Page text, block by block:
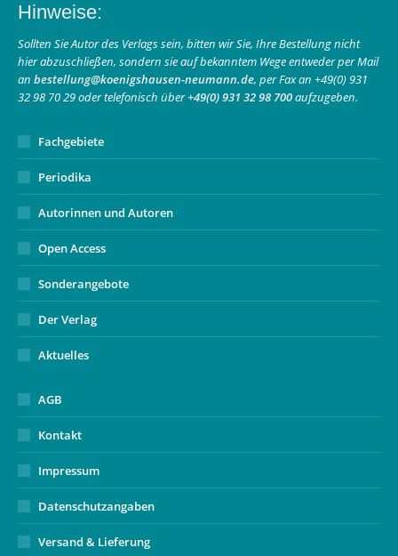
opens
in
new
window
opens
in
new
window
page
opens
in
new
window
Hinweise:
Sollten Sie Autor des Verlags sein, bitten wir Sie, Ihre Bestellung nicht
hier abzuschließen, sondern sie auf bekanntem Wege entweder per Mail
an bestellung@koenigshausen-neumann.de, per Fax an +49(0) 931
32 98 70 29 oder telefonisch über+49(0) 931 32 98 700aufzugeben.
Fachgebiete
Periodika
Autorinnen und Autoren
Open Access
Sonderangebote
Der Verlag
Aktuelles
AGB
Kontakt
Impressum
Datenschutzangaben
Versand & Lieferung